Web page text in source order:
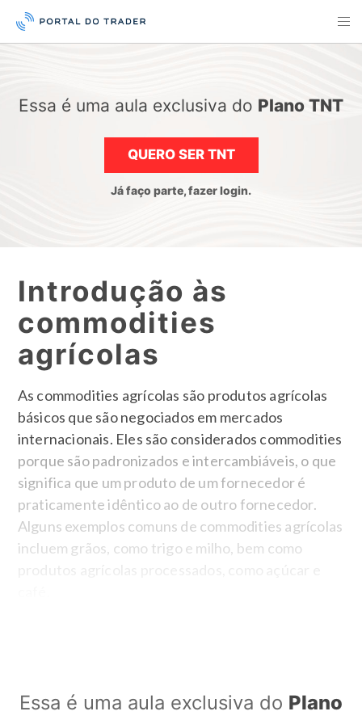
Essa é uma aula exclusiva do Plano TNT
QUERO SER TNT
Já faço parte, fazer login.
Introdução às
commodities
agrícolas
As commodities agrícolas são produtos agrícolas
básicos que são negociados em mercados
internacionais. Eles são considerados commodities
porque são padronizados e intercambiáveis, o que
significa que um produto de um fornecedor é
praticamente idêntico ao de outro fornecedor.
Alguns exemplos comuns de commodities agrícolas
incluem grãos, como trigo e milho, bem como
disponibilidade de produtos agrícolas. Isso ajuda a
estabilizar os preços e a garantir que haja um
Essa é uma aula exclusiva do Plano